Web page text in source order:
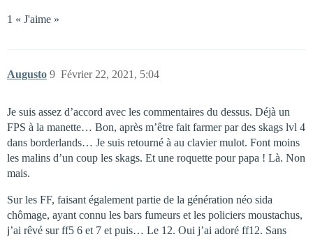
1 « J'aime »
Augusto Février 22, 2021, 5:04
9
Je suis assez d’accord avec les commentaires du dessus. Déjà un
FPS à la manette… Bon, après m’être fait farmer par des skags lvl 4
dans borderlands… Je suis retourné à au clavier mulot. Font moins
les malins d’un coup les skags. Et une roquette pour papa ! Là. Non
mais.
Sur les FF, faisant également partie de la génération néo sida
chômage, ayant connu les bars fumeurs et les policiers moustachus,
j’ai rêvé sur ff5 6 et 7 et puis… Le 12. Oui j’ai adoré ff12. Sans